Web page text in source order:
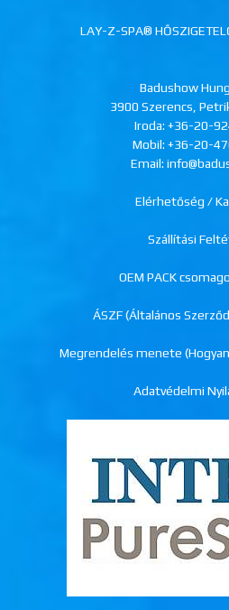
LAY-Z-SPA®
Badushow
3900 Szerencs,
Iroda: +36-20-
Mobil: +36-20-
Email:
Elérhetőség /
Szállítási
OEM PACK
ÁSZF (Általános
Megrendelés menete
Adatvédelmi